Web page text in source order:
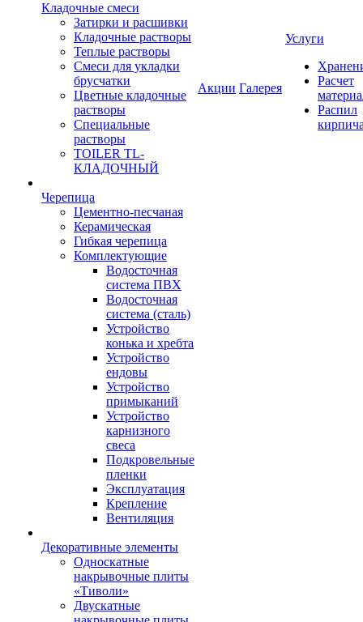
Кладочные смеси
Затирки и расшивки
Кладочные растворы
Теплые растворы
Смеси для укладки
брусчатки
Цветные кладочные
растворы
Специальные
растворы
TOILER TL-
КЛАДОЧНЫЙ
Черепица
Цементно-песчаная
Керамическая
Гибкая черепица
Комплектующие
Водосточная
система ПВХ
Водосточная
система (сталь)
Устройство
конька и хребта
Устройство
ендовы
Устройство
примыканий
Устройство
карнизного
свеса
Подкровельные
пленки
Эксплуатация
Крепление
Вентиляция
Декоративные элементы
Односкатные
накрывочные плиты
«Тиволи»
Двускатные
Акции Галерея
Услуги
Расчет
Распил